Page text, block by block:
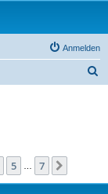
Anmelden
5 7